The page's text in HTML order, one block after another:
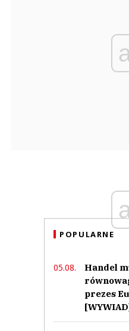
POPULARNE
05.08.
Handel
prezes